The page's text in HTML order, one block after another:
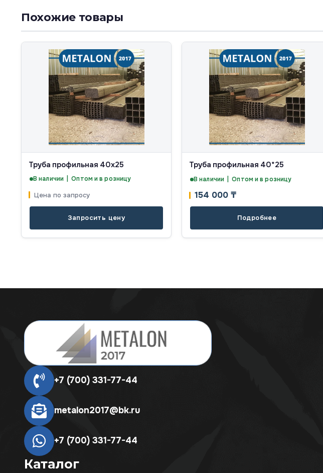
Похожие товары
Труба профильная 40х25
В наличии | Оптом и в розницу
Цена по запросу
Запросить цену
Труба профильная 40*25
В наличии | Оптом и в розницу
154 000 ₸
Подробнее
+7 (700) 331-77-44
metalon2017@bk.ru
+7 (700) 331-77-44
Каталог